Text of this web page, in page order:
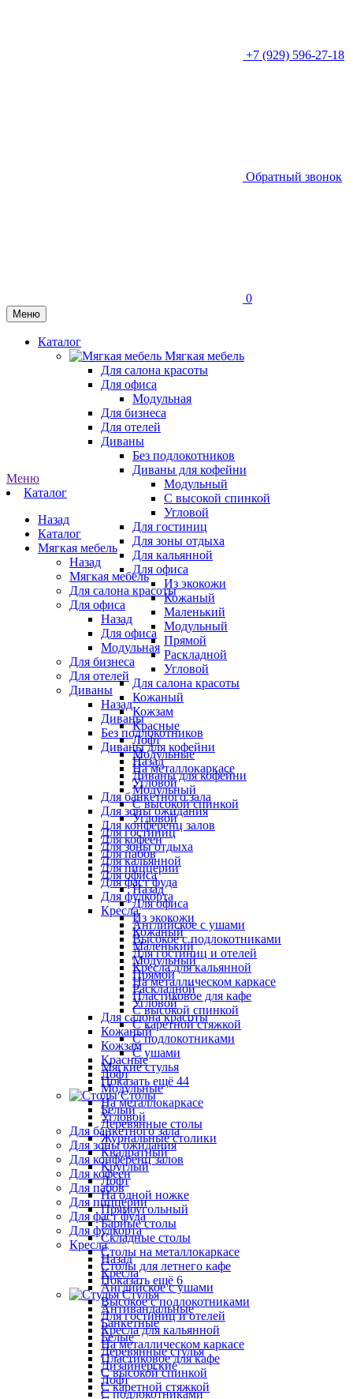
+7 (929) 596-27-18
Обратный звонок
0
Меню
Каталог
Мягкая мебель
Для салона красоты
Для офиса
Модульная
Для бизнеса
Для отелей
Диваны
Без подлокотников
Диваны для кофейни
Модульный
С высокой спинкой
Угловой
Для гостиниц
Для зоны отдыха
Для кальянной
Для офиса
Из экокожи
Кожаный
Маленький
Модульный
Прямой
Раскладной
Угловой
Для салона красоты
Кожаный
Кожзам
Красные
Лофт
Модульные
На металлокаркасе
Угловой
Для банкетного зала
Для зоны ожидания
Для конференц залов
Для кофеен
Для пабов
Для пиццерии
Для фаст фуда
Для фудкорта
Кресла
Английское с ушами
Высокое с подлокотниками
Для гостиниц и отелей
Кресла для кальянной
На металлическом каркасе
Пластиковое для кафе
С высокой спинкой
С каретной стяжкой
С подлокотниками
С ушами
Мягкие стулья
Показать ещё 44
Столы
Белый
Деревянные столы
Журнальные столики
Квадратный
Круглый
Лофт
На одной ножке
Прямоугольный
Барные столы
Складные столы
Столы на металлокаркасе
Столы для летнего кафе
Показать ещё 6
Стулья
Антивандальные
Банкетные
Белые
Деревянные стулья
Дизайнерские
Лофт
С подлокотниками
Меню
Каталог
Назад
Каталог
Мягкая мебель
Назад
Мягкая мебель
Для салона красоты
Для офиса
Назад
Для офиса
Модульная
Для бизнеса
Для отелей
Диваны
Назад
Диваны
Без подлокотников
Диваны для кофейни
Назад
Диваны для кофейни
Модульный
С высокой спинкой
Угловой
Для гостиниц
Для зоны отдыха
Для кальянной
Для офиса
Назад
Для офиса
Из экокожи
Кожаный
Маленький
Модульный
Прямой
Раскладной
Угловой
Для салона красоты
Кожаный
Кожзам
Красные
Лофт
Модульные
На металлокаркасе
Угловой
Для банкетного зала
Для зоны ожидания
Для конференц залов
Для кофеен
Для пабов
Для пиццерии
Для фаст фуда
Для фудкорта
Кресла
Назад
Кресла
Английское с ушами
Высокое с подлокотниками
Для гостиниц и отелей
Кресла для кальянной
На металлическом каркасе
Пластиковое для кафе
С высокой спинкой
С каретной стяжкой